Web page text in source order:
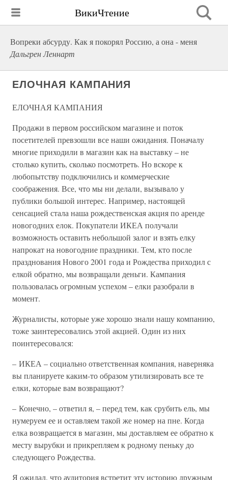
ВикиЧтение
Вопреки абсурду. Как я покорял Россию, а она - меня
Дальгрен Леннарт
ЕЛОЧНАЯ КАМПАНИЯ
ЕЛОЧНАЯ КАМПАНИЯ
Продажи в первом российском магазине и поток
посетителей превзошли все наши ожидания. Поначалу
многие приходили в магазин как на выставку – не
столько купить, сколько посмотреть. Но вскоре к
любопытству подключились и коммерческие
соображения. Все, что мы ни делали, вызывало у
публики большой интерес. Например, настоящей
сенсацией стала наша рождественская акция по аренде
новогодних елок. Покупатели ИКЕА получали
возможность оставить небольшой залог и взять елку
напрокат на новогодние праздники. Тем, кто после
празднования Нового 2001 года и Рождества приходил с
елкой обратно, мы возвращали деньги. Кампания
пользовалась огромным успехом – елки разобрали в
момент.
Журналисты, которые уже хорошо знали нашу компанию,
тоже заинтересовались этой акцией. Один из них
поинтересовался:
– ИКЕА – социально ответственная компания, наверняка
вы планируете каким-то образом утилизировать все те
елки, которые вам возвращают?
– Конечно, – ответил я, – перед тем, как срубить ель, мы
нумеруем ее и оставляем такой же номер на пне. Когда
елка возвращается в магазин, мы доставляем ее обратно к
месту вырубки и прикрепляем к родному пеньку до
следующего Рождества.
Я ожидал, что аудитория встретит эту историю дружным